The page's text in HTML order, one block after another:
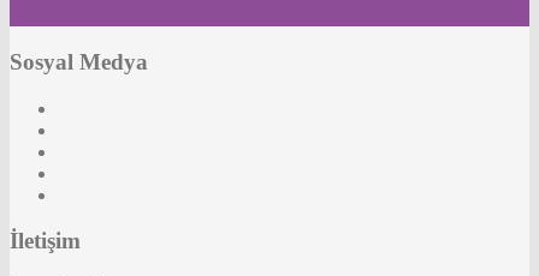
Sosyal Medya
İletişim